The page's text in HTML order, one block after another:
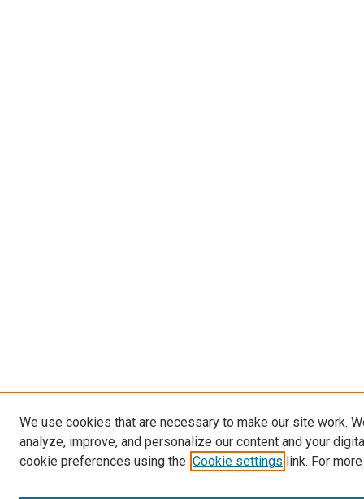
We use cookies that are necessary to make our site work.
analyze, improve, and personalize our content and your
cookie preferences using the Cookie settings link. For